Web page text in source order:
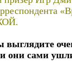
выглядите
они сами